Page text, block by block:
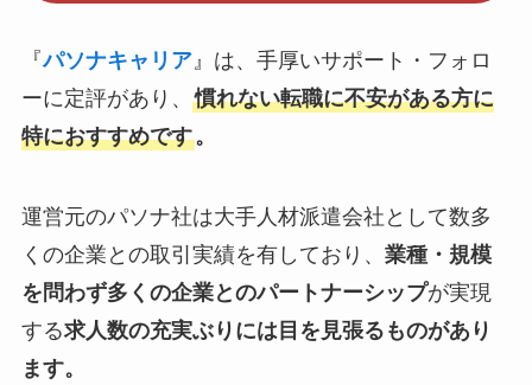
『パソナキャリア』は、手厚いサポート・フォロ
ーに定評があり、 慣れない転職に不安がある方に
特におすすめです。
運営元のパソナ社は大手人材派遣会社として数多
くの企業との取引実績を有しており、 業種・規模
を問わず多くの企業とのパートナーシップが実現
する求人数の充実ぶりには目を見張るものがあり
ます。